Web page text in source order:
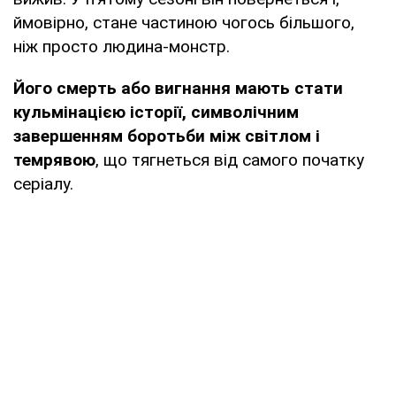
ймовірно, стане частиною чогось більшого,
ніж просто людина-монстр.
Його смерть або вигнання мають стати
кульмінацією історії, символічним
завершенням боротьби між світлом і
темрявою, що тягнеться від самого початку
серіалу.